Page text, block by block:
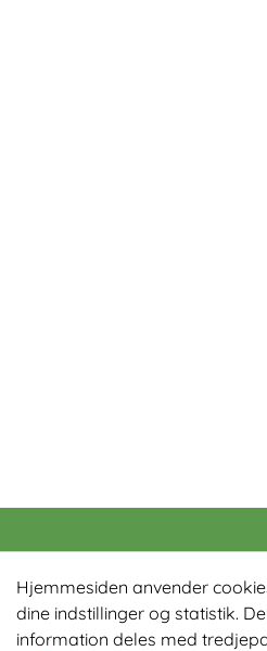
Hjemmesiden anvender
dine indstillinger og statistik.
information deles med
Populære produkter
Odin R900 Romaskine